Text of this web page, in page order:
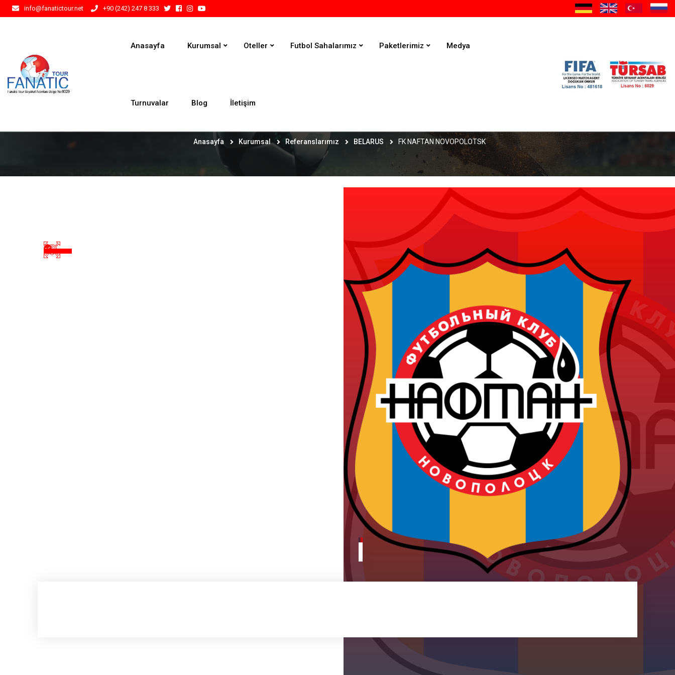
info@fanatictour.net +90 (242) 247 8 333
Anasayfa Kurumsal Oteller Futbol Sahalarımız Paketlerimiz Medya
Turnuvalar Blog İletişim
Anasayfa Kurumsal Referanslarımız BELARUS FK NAFTAN NOVOPOLOTSK